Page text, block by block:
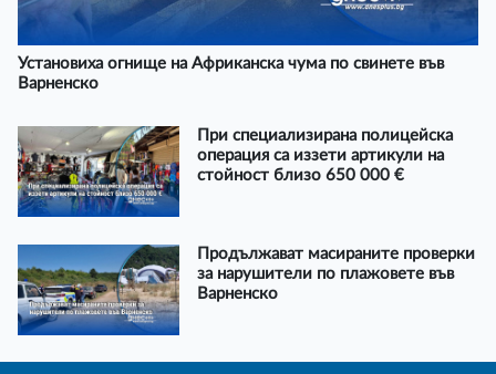
Установиха огнище на Африканска чума по свинете във
Варненско
При специализирана полицейска
операция са иззети артикули на
стойност близо 650 000 €
Продължават масираните проверки
за нарушители по плажовете във
Варненско